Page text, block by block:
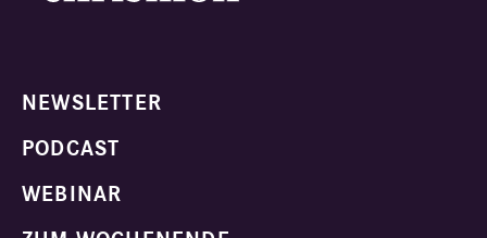
NEWSLETTER
PODCAST
WEBINAR